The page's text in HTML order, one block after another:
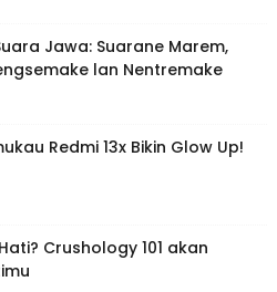
Jawa: Suarane Marem,
lan Nentremake
Redmi 13x Bikin Glow Up!
Crushology 101 akan